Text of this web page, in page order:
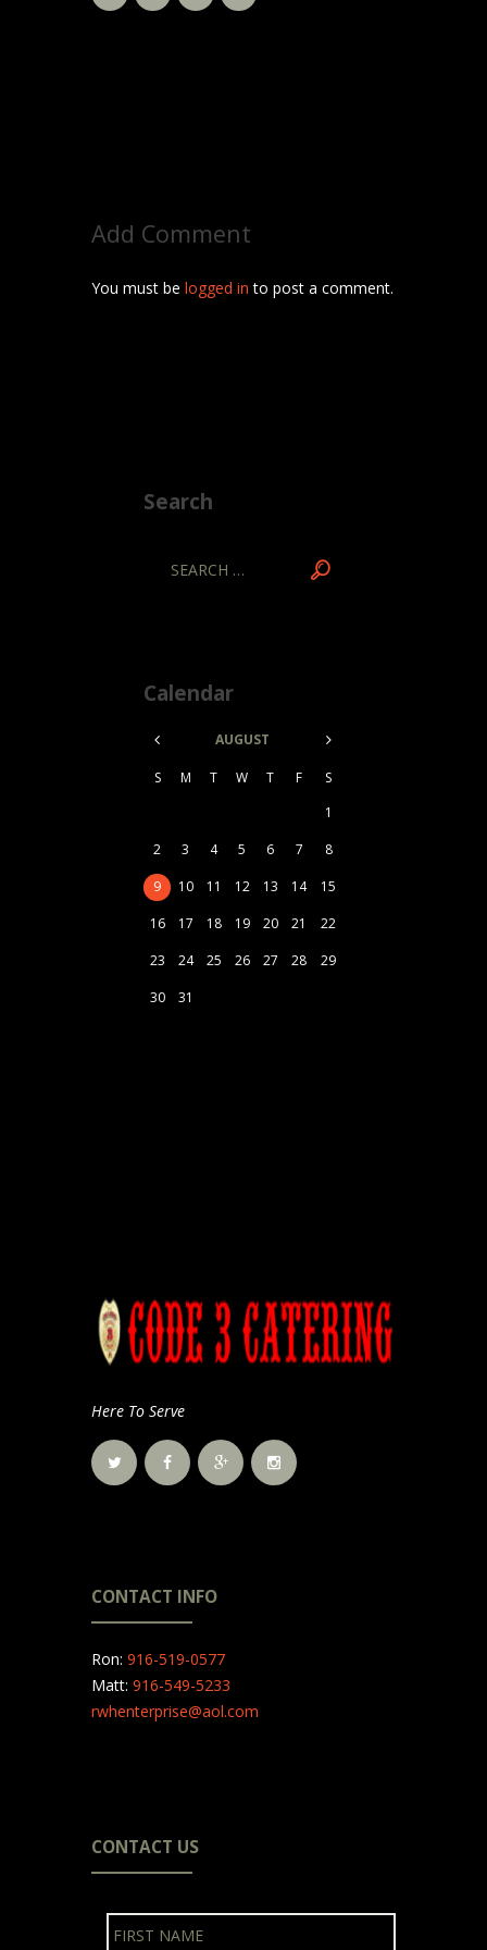
Add Comment
You must be logged in to post a comment.
Search
Calendar
AUGUST
S M T W T F
S
1
2
3 4 5 6 7
8
9
10 11 12 13 14
15
16
17 18 19 20 21
22
23
24 25 26 27 28
29
30
31
Here To Serve
CONTACT INFO
Ron: 916-519-0577
Matt: 916-549-5233
rwhenterprise@aol.com
CONTACT US
a
First